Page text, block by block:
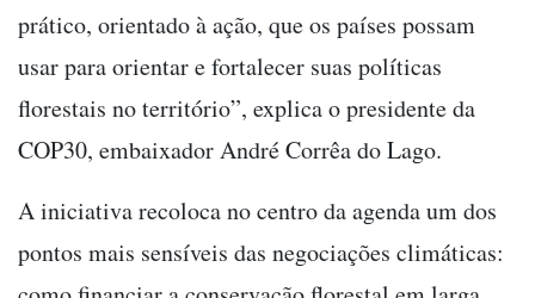
prático, orientado à ação, que os países possam
usar para orientar e fortalecer suas políticas
florestais no território”, explica o presidente da
COP30, embaixador André Corrêa do Lago.
A iniciativa recoloca no centro da agenda um dos
pontos mais sensíveis das negociações climáticas: